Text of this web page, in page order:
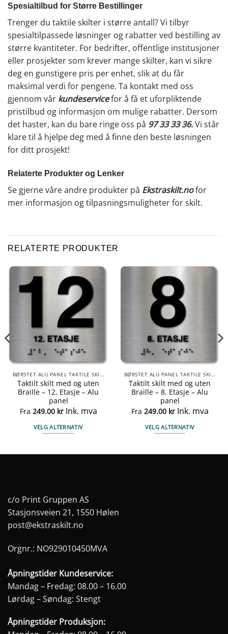
Spesialtilbud for Større Bestillinger
Trenger du taktile skilter i større antall? Vi tilbyr
spesialtilpassede løsninger og rabatter ved bestilling av
større kvantiteter. For bedrifter, offentlige institusjoner
eller prosjekter som krever mange skilter, kan vi sikre
deg en gunstigere pris per enhet, slik at du får
maksimal verdi for pengene. Ta kontakt med oss
gjennom vår kundeservicefor å få et uforpliktende
pristilbud og informasjon om mulige rabatter. Dersom
det haster, kan du bare ringe oss på 97 33 33 36.Vi står
klare til å hjelpe deg med å finne den beste løsningen
for ditt prosjekt!
Relaterte Produkter og Lenker
Se gjerne våre andre produkter på Ekstraskilt.nofor
mer informasjon og tilpasningsmuligheter for skilt.
RELATERTE PRODUKTER
BØRSTET ALU PANEL TAKTILE SKILTER
Taktilt skilt med og uten
Braille – 12. Etasje – Alu
panel
Fra 249.00 kr Ink. mva
VELG ALTERNATIV
kan
velges
på
BØRSTET ALU PANEL TAKTILE SKILTER
Taktilt skilt med og uten
Braille – 8. Etasje – Alu
panel
Fra 249.00 kr Ink. mva
VELG ALTERNATIV
c/o Print Gruppen AS
Stasjonsveien 21, 1550 Hølen
post@ekstraskilt.no
Orgnr.: NO929010450MVA
Åpningstider Kundeservice:
Mandag – Fredag: 08.00 – 16.00
Lørdag – Søndag: Stengt
Åpningstider Produksjon: